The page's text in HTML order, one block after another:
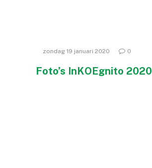
zondag 19 januari 2020 0
Foto’s InKOEgnito 2020